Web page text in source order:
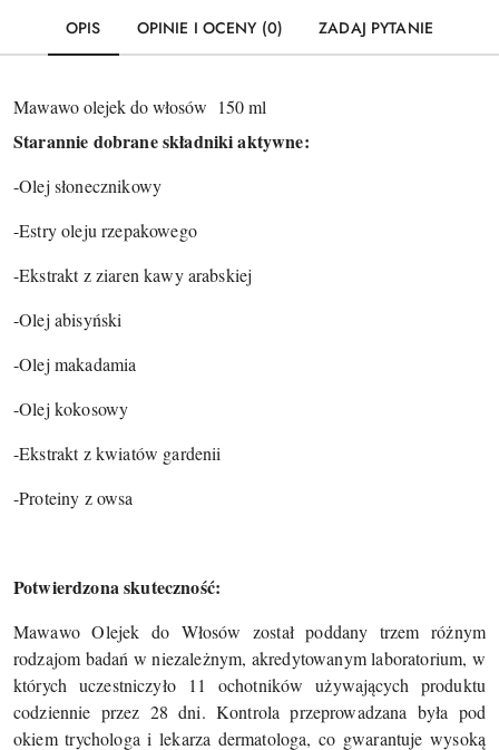
OPIS OPINIE I OCENY (0) ZADAJ PYTANIE
Mawawo olejek do włosów 150 ml
Starannie dobrane składniki aktywne:
-Olej słonecznikowy
-Estry oleju rzepakowego
-Ekstrakt z ziaren kawy arabskiej
-Olej abisyński
-Olej makadamia
-Olej kokosowy
-Ekstrakt z kwiatów gardenii
-Proteiny z owsa
Potwierdzona skuteczność:
Mawawo Olejek do Włosów został poddany trzem różnym
rodzajom badań w niezależnym, akredytowanym laboratorium, w
których uczestniczyło 11 ochotników używających produktu
codziennie przez 28 dni. Kontrola przeprowadzana była pod
okiem trychologa i lekarza dermatologa, co gwarantuje wysoką